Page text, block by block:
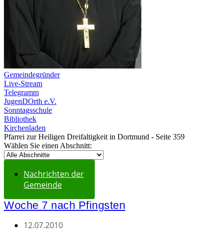
Gemeindegründer
Live-Stream
Telegramm
JugenDOrth e.V.
Sonntagsschule
Bibliothek
Kirchenladen
Pfarrei zur Heiligen Dreifaltigkeit in Dortmund - Seite 359
Wählen Sie einen Abschnitt:
Nachrichten der
Gemeinde
Woche 7 nach Pfingsten
12.07.2010